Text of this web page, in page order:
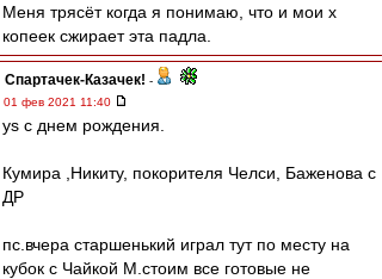
Меня трясёт когда я понимаю, что и мои х
копеек сжирает эта падла.
Спартачек-Казачек! -
01 фев 2021 11:40
ys с днем рождения.
Кумира ,Никиту, покорителя Челси, Баженова с
ДР
пс.вчера старшенький играл тут по месту на
кубок с Чайкой М.стоим все готовые не